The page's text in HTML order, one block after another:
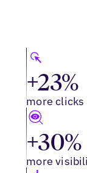
+23%
more clicks
+30%
more